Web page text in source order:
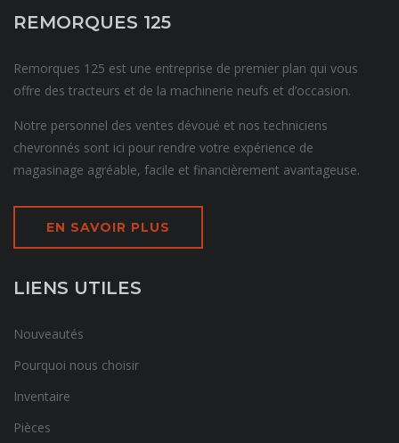
REMORQUES 125
Remorques 125 est une entreprise de premier plan qui vous
offre des tracteurs et de la machinerie neufs et d’occasion.
Notre personnel des ventes dévoué et nos techniciens
chevronnés sont ici pour rendre votre expérience de
magasinage agréable, facile et financièrement avantageuse.
EN SAVOIR PLUS
LIENS UTILES
Nouveautés
Pourquoi nous choisir
Inventaire
Pièces